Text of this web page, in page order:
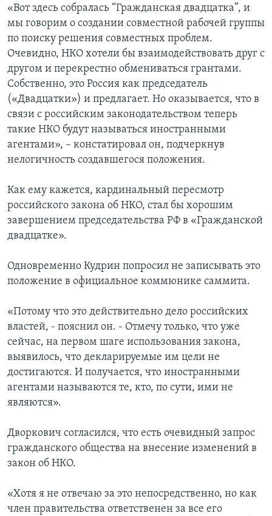
«Вот здесь собралась “Гражданская двадцатка”, и
мы говорим о создании совместной рабочей группы
по поиску решения совместных проблем.
Очевидно, НКО хотели бы взаимодействовать друг с
другом и перекрестно обмениваться грантами.
Собственно, это Россия как председатель
(«Двадцатки») и предлагает. Но оказывается, что в
связи с российским законодательством теперь
такие НКО будут называться иностранными
агентами», – констатировал он, подчеркнув
нелогичность создавшегося положения.
Как ему кажется, кардинальный пересмотр
российского закона об НКО, стал бы хорошим
завершением председательства РФ в «Гражданской
двадцатке».
Одновременно Кудрин попросил не записывать это
положение в официальное коммюнике саммита.
«Потому что это действительно дело российских
властей, - пояснил он. - Отмечу только, что уже
сейчас, на первом шаге использования закона,
выявилось, что декларируемые им цели не
достигаются. И получается, что иностранными
агентами называются те, кто, по сути, ими не
являются».
Дворкович согласился, что есть очевидный запрос
гражданского общества на внесение изменений в
закон об НКО.
«Хотя я не отвечаю за это непосредственно, но как
член правительства ответственен за все его